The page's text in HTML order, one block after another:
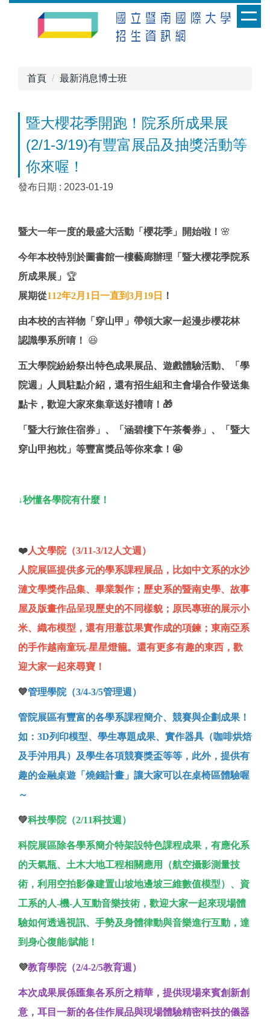
首頁 最新消息博士班
暨大櫻花季開跑！院系所成果展
(2/1-3/19)有豐富展品及抽獎活動等
你來喔！
發布日期 : 2023-01-19
暨大一年一度的最盛大活動「櫻花季」開始啦！ 🌸
今年本校特別於圖書館一樓藝廊辦理「暨大櫻花季院系
所成果展」 🏆
展期從112年2月1 日一直到3月19日 ！
由本校的吉祥物「穿山甲」帶領大家一起漫步櫻花林
認識學系所唷！
😆
五大學院紛紛祭出特色成果展品、遊戲體驗活動、「學
院週」人員駐點介紹，還有招生組和主會場合作發送集
點卡，歡迎大家來集章送好禮唷！🎁
「暨大行旅住宿券」、「涵碧樓下午茶餐券」、「暨大
穿山甲抱枕」等豐富獎品等你來拿！🤩
↓秒懂各學院有什麼！
❤️人文學院（3/11-3/12人文週）
人院展區提供多元的學系課程展品，比如中文系的水沙
漣文學獎作品集、畢業製作；歷史系的暨南史學、故事
屋及版畫作品呈現歷史的不同樣貌；原民專班的展示小
米、織布模型，還有用薏苡果實作成的項鍊；東南亞系
的手作越南童玩-星星燈籠。還有更多有趣的東西，歡
迎大家一起來尋寶！
💙管理學院（3/4-3/5管理週）
管院展區有豐富的各學系課程簡介、競賽與企劃成果！
如：3D列印模型、學生專題成果、實作器具（咖啡烘焙
及手沖用具）及學生各項競賽獎盃等等，此外，提供有
趣的金融桌遊「燒錢計畫」讓大家可以在桌椅區體驗喔
～
💚科技學院（2/11科技週）
科院展區除各學系簡介特架設特色課程成果，有應化系
的天氣瓶、土木大地工程相關應用（航空攝影測量技
術，利用空拍影像建置山坡地邊坡三維數值模型）、資
工系的人-機-人互動音樂技術，歡迎大家一起來現場體
驗如何透過視訊、手勢及身體律動與音樂進行互動，達
到身心復能/賦能！
💜教育學院（2/4-2/5教育週）
本次成果展係匯集各系所之精華，提供現場來賓創新創
意，耳目一新的各佳作展品與現場體驗精密科技的儀器